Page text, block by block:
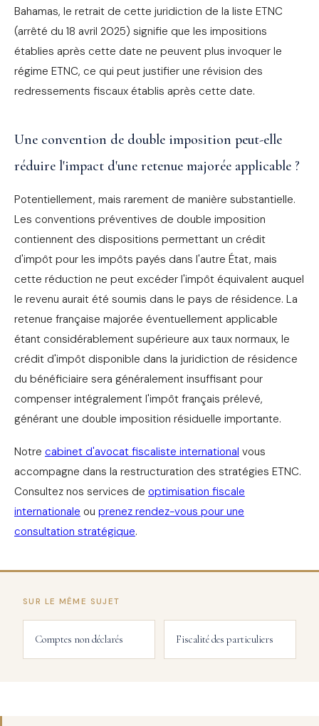
Bahamas, le retrait de cette juridiction de la liste ETNC
(arrêté du 18 avril 2025) signifie que les impositions
établies après cette date ne peuvent plus invoquer le
régime ETNC, ce qui peut justifier une révision des
redressements fiscaux établis après cette date.
Une convention de double imposition peut-elle
réduire l'impact d'une retenue majorée applicable ?
Potentiellement, mais rarement de manière substantielle.
Les conventions préventives de double imposition
contiennent des dispositions permettant un crédit
d'impôt pour les impôts payés dans l'autre État, mais
cette réduction ne peut excéder l'impôt équivalent auquel
le revenu aurait été soumis dans le pays de résidence. La
retenue française majorée éventuellement applicable
étant considérablement supérieure aux taux normaux, le
crédit d'impôt disponible dans la juridiction de résidence
du bénéficiaire sera généralement insuffisant pour
compenser intégralement l'impôt français prélevé,
générant une double imposition résiduelle importante.
Notre cabinet d'avocat fiscaliste international vous
accompagne dans la restructuration des stratégies ETNC.
Consultez nos services de optimisation fiscale
internationale ou prenez rendez-vous pour une
consultation stratégique.
SUR LE MÊME SUJET
Comptes non déclarés Fiscalité des particuliers